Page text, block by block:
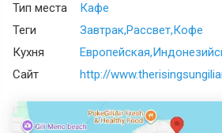
Тип места
Кафе
Теги
Завтрак Рассвет Кофе
Кухня
Европейская
Сайт
http://